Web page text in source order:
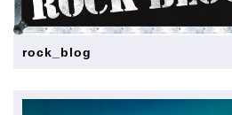
rock_blog